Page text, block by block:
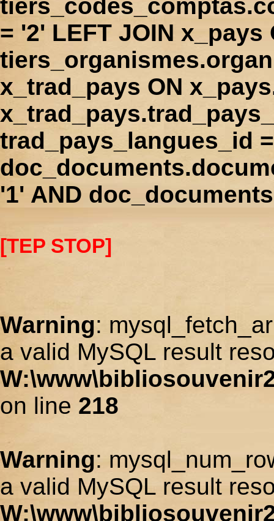
= '2' LEFT JOIN
x_trad_pays ON
trad_pays_langues_id
'1' AND
[TEP STOP]
Warning:
a valid MySQL result
on line 218
Warning:
a valid MySQL result